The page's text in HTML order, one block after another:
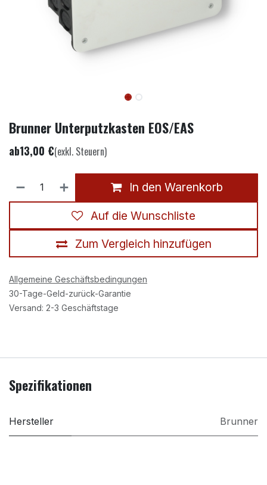
Brunner Unterputzkasten EOS/EAS
ab13,00 €(exkl. Steuern)
In den Warenkorb
Zum Vergleich hinzufügen
Auf die Wunschliste
Allgemeine Geschäftsbedingungen
30-Tage-Geld-zurück-Garantie
Versand: 2-3 Geschäftstage
Spezifikationen
Hersteller Brunner